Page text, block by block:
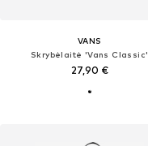
VANS
Skrybėlaitė 'Vans Classic'
27,90 €